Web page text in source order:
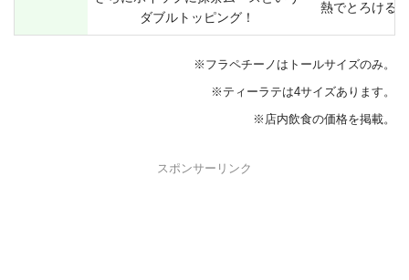
ダブルトッピング！
熱でとろける
※フラペチーノはトールサイズのみ。
※ティーラテは4サイズあります。
※店内飲食の価格を掲載。
スポンサーリンク